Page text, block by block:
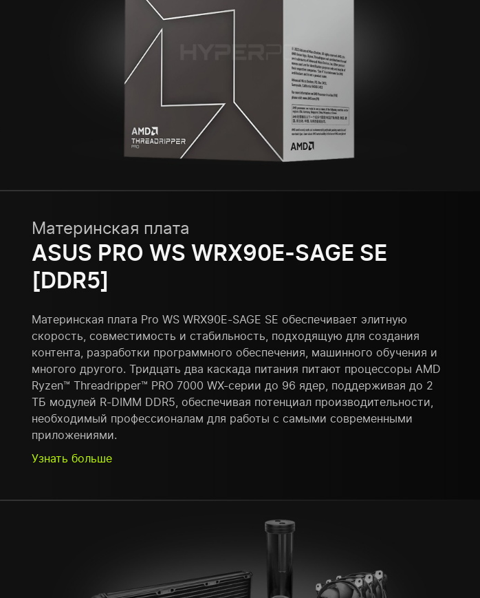
Материнская плата
ASUS PRO WS WRX90E-SAGE SE
[DDR5]
Материнская плата Pro WS WRX90E-SAGE SE обеспечивает элитную
скорость, совместимость и стабильность, подходящую для создания
контента, разработки программного обеспечения, машинного обучения и
многого другого. Тридцать два каскада питания питают процессоры AMD
Ryzen™ Threadripper™ PRO 7000 WX-серии до 96 ядер, поддерживая до 2
ТБ модулей R-DIMM DDR5, обеспечивая потенциал производительности,
необходимый профессионалам для работы с самыми современными
приложениями.
Узнать больше